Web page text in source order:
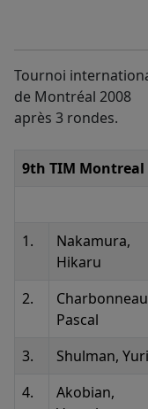
Tournoi
de Montréal 2008
après 3 rondes.
9th TIM Montreal
1.
Nakamura,
Hikaru
2.
Pascal
3. Shulman, Yuri
4.
Akobian,